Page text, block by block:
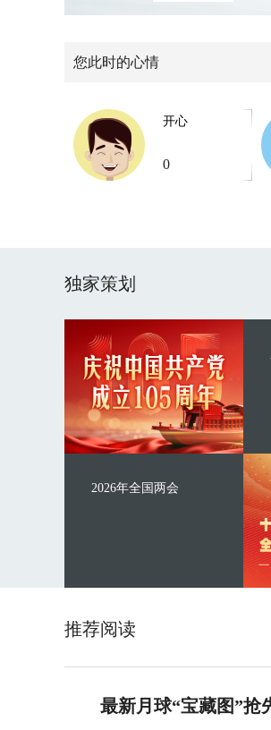
您此时的心情
开心
0
独家策划
2026年全国两会
推荐阅读
最新月球“宝藏图”抢